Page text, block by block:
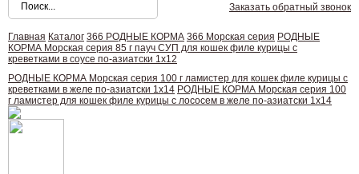
Заказать обратный звонок
Главная Каталог 366 РОДНЫЕ КОРМА 366 Морская серия РОДНЫЕ
КОРМА Морская серия 85 г пауч СУП для кошек филе курицы с
креветками в соусе по-азиатски 1х12
РОДНЫЕ КОРМА Морская серия 100 г ламистер для кошек филе курицы с
креветками в желе по-азиатски 1х14 РОДНЫЕ КОРМА Морская серия 100
г ламистер для кошек филе курицы с лососем в желе по-азиатски 1х14